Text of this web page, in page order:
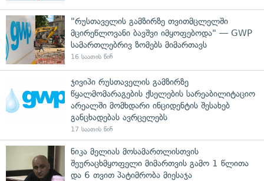
"რუსთაველის გამზირზე თვითმცლელში
მცირეწლოვანი ბავშვი იმყოფებოდა" — GWP
სამართლებრივ ზომებს მიმართავს
16 საათის წინ
ჯივიპი რუსთაველის გამზირზე
წყალმომარაგების ქსელების სარეაბილიტაციო
არეალში მომხდარი ინციდენტის შესახებ
განცხადებას ავრცელებს
17 საათის წინ
ნიკა მელიას მოსამართლისთვის
შეურაცხმყოფელი მიმართვის გამო 1 წლითა
და 6 თვით პატიმრობა მიესაჯა